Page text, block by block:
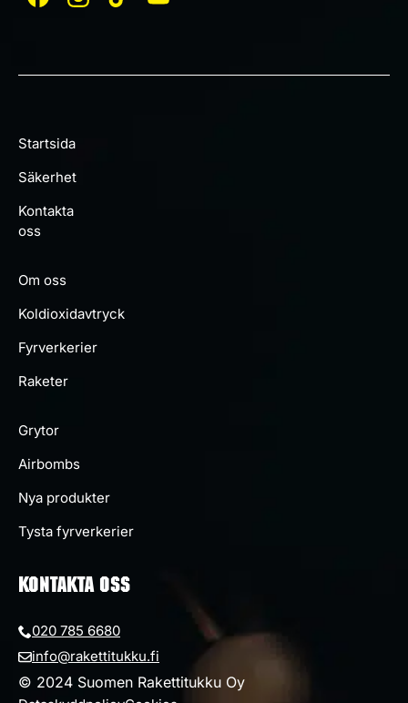
© 2024 Suomen Rakettitukku Oy
Startsida
Säkerhet
Kontakta
oss
Om oss
Koldioxidavtryck
Fyrverkerier
Raketer
Grytor
Airbombs
Nya produkter
Tysta fyrverkerier
KONTAKTA OSS
020 785 6680
info@rakettitukku.fi